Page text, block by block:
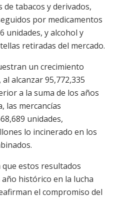
de tabacos y derivados,
por medicamentos
unidades, y alcohol y
retiradas del mercado.
un crecimiento
alcanzar 95,772,335
a la suma de los años
las mercancías
unidades,
lo incinerado en los
estos resultados
histórico en la lucha
el compromiso del